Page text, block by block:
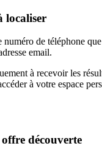
localiser
numéro de téléphone
email.
à recevoir les
à votre espace
découverte